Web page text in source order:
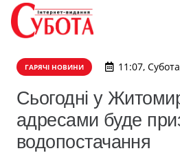
ГАРЯЧІ НОВИНИ 11:07,
Сьогодні у
адресами буде
водопостачання